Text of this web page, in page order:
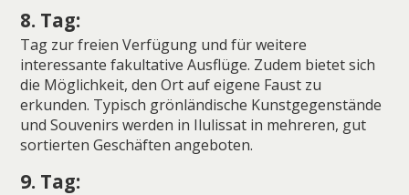
8. Tag:
Tag zur freien Verfügung und für weitere
interessante fakultative Ausflüge. Zudem bietet sich
die Möglichkeit, den Ort auf eigene Faust zu
erkunden. Typisch grönländische Kunstgegenstände
und Souvenirs werden in Ilulissat in mehreren, gut
sortierten Geschäften angeboten.
9. Tag: